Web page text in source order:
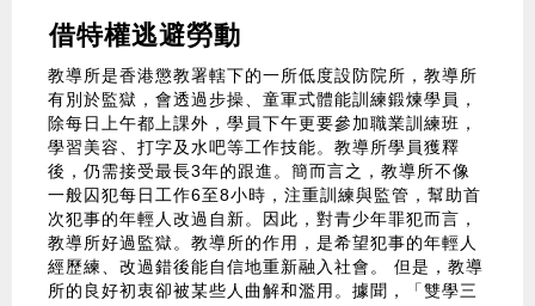
借特權逃避勞動
教導所是香港懲教署轄下的一所低度設防院所，教導所
有別於監獄，會透過步操、童軍式體能訓練鍛煉學員，
除每日上午都上課外，學員下午更要參加職業訓練班，
學習美容、打字及水吧等工作技能。教導所學員獲釋
後，仍需接受最長3年的跟進。簡而言之，教導所不像
一般囚犯每日工作6至8小時，注重訓練與監管，幫助首
次犯事的年輕人改過自新。因此，對青少年罪犯而言，
教導所好過監獄。教導所的作用，是希望犯事的年輕人
經歷練、改過錯後能自信地重新融入社會。 但是，教導
所的良好初衷卻被某些人曲解和濫用。據聞，「雙學三